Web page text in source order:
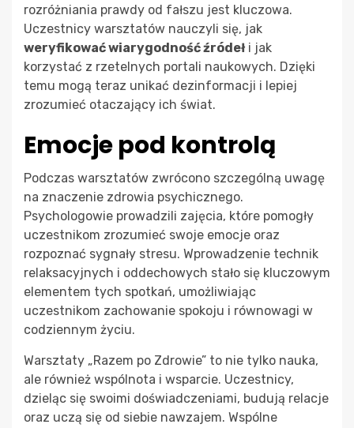
rozróżniania prawdy od fałszu jest kluczowa.
Uczestnicy warsztatów nauczyli się, jak
weryfikować wiarygodność źródeł i jak
korzystać z rzetelnych portali naukowych. Dzięki
temu mogą teraz unikać dezinformacji i lepiej
zrozumieć otaczający ich świat.
Emocje pod kontrolą
Podczas warsztatów zwrócono szczególną uwagę
na znaczenie zdrowia psychicznego.
Psychologowie prowadzili zajęcia, które pomogły
uczestnikom zrozumieć swoje emocje oraz
rozpoznać sygnały stresu. Wprowadzenie technik
relaksacyjnych i oddechowych stało się kluczowym
elementem tych spotkań, umożliwiając
uczestnikom zachowanie spokoju i równowagi w
codziennym życiu.
Warsztaty „Razem po Zdrowie” to nie tylko nauka,
ale również wspólnota i wsparcie. Uczestnicy,
dzieląc się swoimi doświadczeniami, budują relacje
oraz uczą się od siebie nawzajem. Wspólne